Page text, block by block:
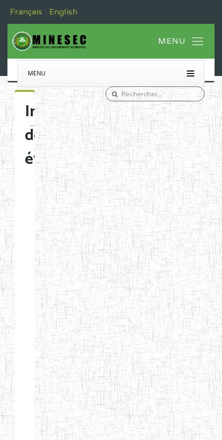
Français English
MENU
Immatriculation
des
établissements
Etablissements
d'enseignement
normal
ENI
Chercher:
Effacer les filtres
Denomination
Type